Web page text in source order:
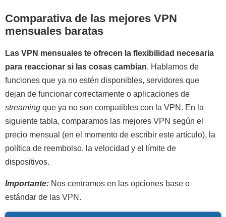
Comparativa de las mejores VPN
mensuales baratas
Las VPN mensuales te ofrecen la flexibilidad necesaria
para reaccionar si las cosas cambian. Hablamos de
funciones que ya no estén disponibles, servidores que
dejan de funcionar correctamente o aplicaciones de
streaming que ya no son compatibles con la VPN. En la
siguiente tabla, comparamos las mejores VPN según el
precio mensual (en el momento de escribir este artículo), la
política de reembolso, la velocidad y el límite de
dispositivos.
Importante: Nos centramos en las opciones base o
estándar de las VPN.